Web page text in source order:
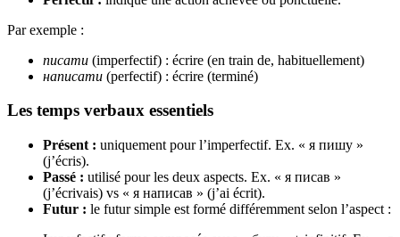
Par exemple :
писати (imperfectif) : écrire (en train de, habituellement)
написати (perfectif) : écrire (terminé)
Les temps verbaux essentiels
Présent : uniquement pour l’imperfectif. Ex. « я пишу »
(j’écris).
Passé : utilisé pour les deux aspects. Ex. « я писав »
(j’écrivais) vs « я написав » (j’ai écrit).
Futur : le futur simple est formé différemment selon l’aspect :